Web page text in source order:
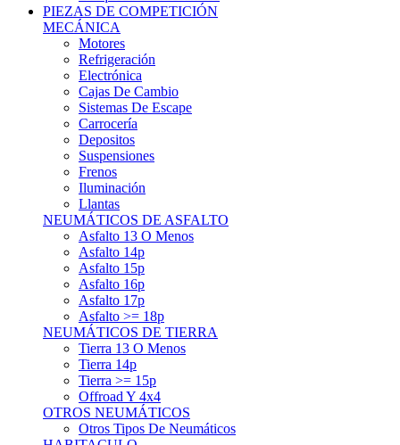
PIEZAS DE COMPETICIÓN
MECÁNICA
Motores
Refrigeración
Electrónica
Cajas De Cambio
Sistemas De Escape
Carrocería
Depositos
Suspensiones
Frenos
Iluminación
Llantas
NEUMÁTICOS DE ASFALTO
Asfalto 13 O Menos
Asfalto 14p
Asfalto 15p
Asfalto 16p
Asfalto 17p
Asfalto >= 18p
NEUMÁTICOS DE TIERRA
Tierra 13 O Menos
Tierra 14p
Tierra >= 15p
Offroad Y 4x4
OTROS NEUMÁTICOS
Otros Tipos De Neumáticos